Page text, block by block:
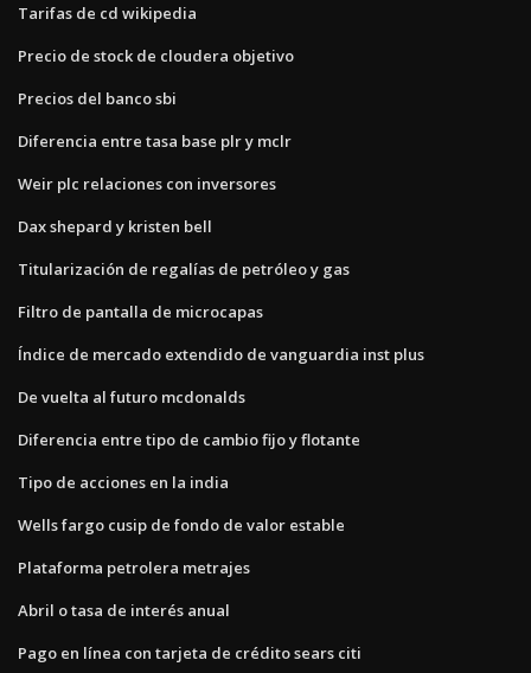
Tarifas de cd wikipedia
Precio de stock de cloudera objetivo
Precios del banco sbi
Diferencia entre tasa base plr y mclr
Weir plc relaciones con inversores
Dax shepard y kristen bell
Titularización de regalías de petróleo y gas
Filtro de pantalla de microcapas
Índice de mercado extendido de vanguardia inst plus
De vuelta al futuro mcdonalds
Diferencia entre tipo de cambio fijo y flotante
Tipo de acciones en la india
Wells fargo cusip de fondo de valor estable
Plataforma petrolera metrajes
Abril o tasa de interés anual
Pago en línea con tarjeta de crédito sears citi